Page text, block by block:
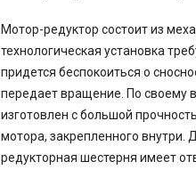
Мотор-редуктор состоит из
технологическая установка
придется беспокоиться о
передает вращение. По своему
изготовлен с большой
мотора, закрепленного внутри.
редукторная шестерня имеет